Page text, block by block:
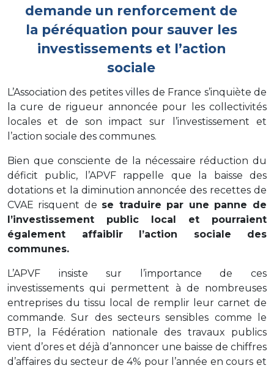
demande un renforcement de
la péréquation pour sauver les
investissements et l’action
sociale
L’Association des petites villes de France s’inquiète de
la cure de rigueur annoncée pour les collectivités
locales et de son impact sur l’investissement et
l’action sociale des communes.
Bien que consciente de la nécessaire réduction du
déficit public, l’APVF rappelle que la baisse des
dotations et la diminution annoncée des recettes de
CVAE risquent de se traduire par une panne de
l’investissement public local et pourraient
également affaiblir l’action sociale des
communes.
L’APVF insiste sur l’importance de ces
investissements qui permettent à de nombreuses
entreprises du tissu local de remplir leur carnet de
commande. Sur des secteurs sensibles comme le
BTP, la Fédération nationale des travaux publics
vient d’ores et déjà d’annoncer une baisse de chiffres
d’affaires du secteur de 4% pour l’année en cours et